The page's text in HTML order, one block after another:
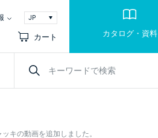
カート カタログ・資料
キの動画を追加しました。